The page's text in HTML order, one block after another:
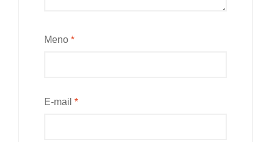
Meno *
E-mail *